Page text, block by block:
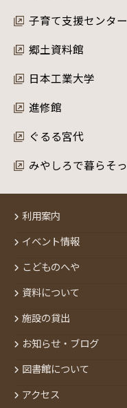
子育て支援センター
郷土資料館
日本工業大学
進修館
ぐるる宮代
みやしろで暮らそっ
利用案内
イベント情報
こどものへや
資料について
施設の貸出
お知らせ・ブログ
図書館について
アクセス